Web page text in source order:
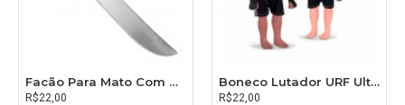
Facão Para Mato Com Cabo 30cm
R$22,00
Boneco Lutador URF Ultimate
R$22,00